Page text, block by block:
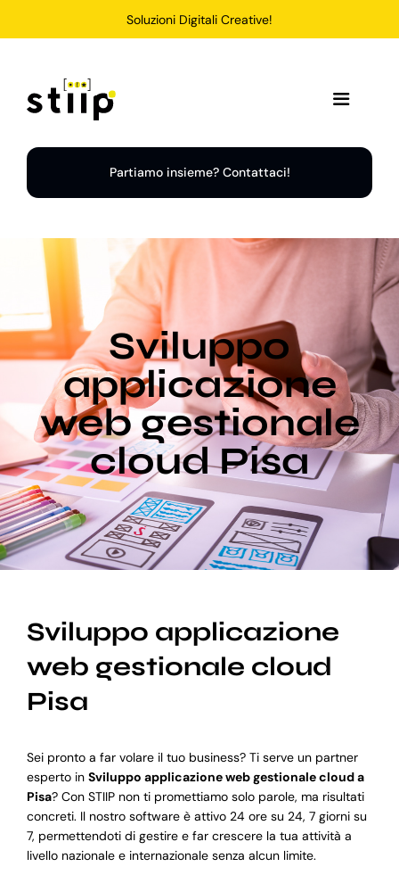
Soluzioni Digitali Creative!
Toggle
Home
Soluzioni
Chi Siamo
Portfolio
Blog
Supporto
Partiamo insieme? Contattaci!
Sviluppo
applicazione
web gestionale
cloud Pisa
Sviluppo applicazione
web gestionale cloud
Pisa
Sei pronto a far volare il tuo business? Ti serve un partner
esperto in Sviluppo applicazione web gestionale cloud a
Pisa? Con STIIP non ti promettiamo solo parole, ma risultati
concreti. Il nostro software è attivo 24 ore su 24, 7 giorni su
7, permettendoti di gestire e far crescere la tua attività a
livello nazionale e internazionale senza alcun limite.